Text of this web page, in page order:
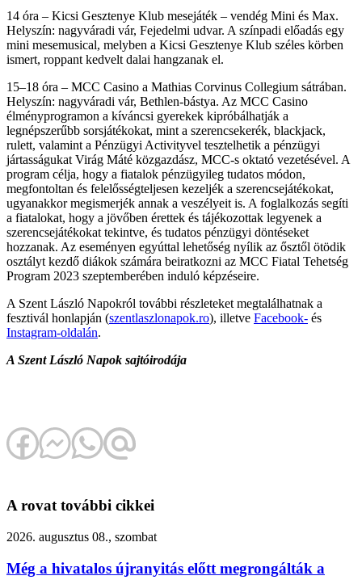
14 óra – Kicsi Gesztenye Klub mesejáték – vendég Mini és Max.
Helyszín: nagyváradi vár, Fejedelmi udvar. A színpadi előadás egy
mini mesemusical, melyben a Kicsi Gesztenye Klub széles körben
ismert, roppant kedvelt dalai hangzanak el.
15–18 óra – MCC Casino a Mathias Corvinus Collegium sátrában.
Helyszín: nagyváradi vár, Bethlen-bástya. Az MCC Casino
élményprogramon a kíváncsi gyerekek kipróbálhatják a
legnépszerűbb sorsjátékokat, mint a szerencsekerék, blackjack,
rulett, valamint a Pénzügyi Activityvel tesztelhetik a pénzügyi
jártasságukat Virág Máté közgazdász, MCC-s oktató vezetésével. A
program célja, hogy a fiatalok pénzügyileg tudatos módon,
megfontoltan és felelősségteljesen kezeljék a szerencsejátékokat,
ugyanakkor megismerjék annak a veszélyeit is. A foglalkozás segíti
a fiatalokat, hogy a jövőben érettek és tájékozottak legyenek a
szerencsejátékokat tekintve, és tudatos pénzügyi döntéseket
hozzanak. Az eseményen egyúttal lehetőség nyílik az ősztől ötödik
osztályt kezdő diákok számára beiratkozni az MCC Fiatal Tehetség
Program 2023 szeptemberében induló képzéseire.
A Szent László Napokról további részleteket megtalálhatnak a
fesztivál honlapján (szentlaszlonapok.ro), illetve Facebook- és
Instagram-oldalán.
A Szent László Napok sajtóirodája
A rovat további cikkei
2026. augusztus 08., szombat
Még a hivatalos újranyitás előtt megrongálták a